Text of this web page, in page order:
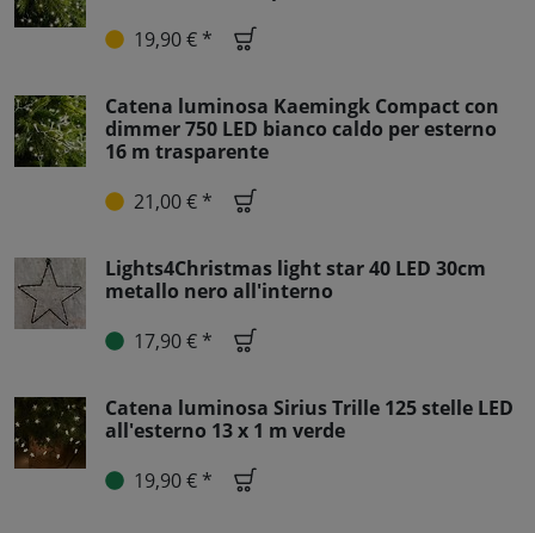
19,90 € *
Catena luminosa Kaemingk Compact con
dimmer 750 LED bianco caldo per esterno
16 m trasparente
21,00 € *
Lights4Christmas light star 40 LED 30cm
metallo nero all'interno
17,90 € *
Catena luminosa Sirius Trille 125 stelle LED
all'esterno 13 x 1 m verde
19,90 € *